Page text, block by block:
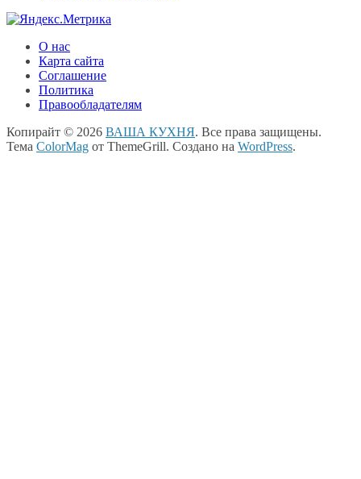
О нас
Карта сайта
Соглашение
Политика
Правообладателям
Копирайт © 2026 ВАША КУХНЯ. Все права защищены.
Тема ColorMag от ThemeGrill. Создано на WordPress.